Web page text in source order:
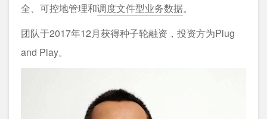
全、可控地管理和调度文件型业务数据。
团队于2017年12月获得种子轮融资，投资方为Plug
and Play。